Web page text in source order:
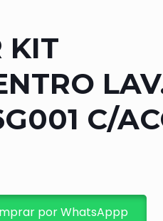
KIT
C/
por WhatsAppp